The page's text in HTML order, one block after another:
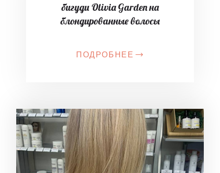
бигуди Olivia Garden на
блондированные волосы
ПОДРОБНЕЕ